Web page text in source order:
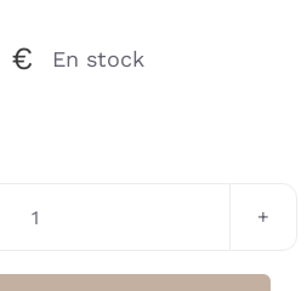
€ En stock
quantité